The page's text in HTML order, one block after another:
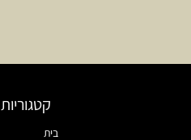
קטגוריות
בית